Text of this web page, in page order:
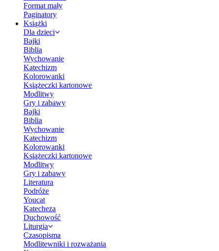
Format mały
Paginatory
Książki
Dla dzieci
Bajki
Biblia
Wychowanie
Katechizm
Kolorowanki
Książeczki kartonowe
Modlitwy
Gry i zabawy
Bajki
Biblia
Wychowanie
Katechizm
Kolorowanki
Książeczki kartonowe
Modlitwy
Gry i zabawy
Literatura
Podróże
Youcat
Katecheza
Duchowość
Liturgia
Czasopisma
Modlitewniki i rozważania